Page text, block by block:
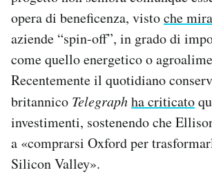
opera di beneficenza, vistoche mira
aziende “spin-off”, in grado di
come quello energetico o
Recentemente il quotidiano
britannico Telegraphha criticato
investimenti, sostenendo che
a «comprarsi Oxford per
Silicon Valley».